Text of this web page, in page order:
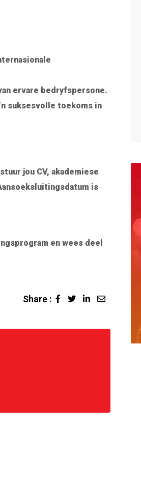
ervare bedryfspersone.
suksesvolle toekoms in
jou CV, akademiese
is
en wees deel
Share :